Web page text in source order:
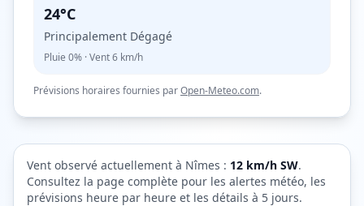
24°C
Principalement Dégagé
Pluie 0% · Vent6 km/h
Prévisions horaires fournies parOpen-Meteo.com.
Vent observé actuellement à Nîmes : 12 km/h SW.
Consultez la page complète pour les alertes météo, les
prévisions heure par heure et les détails à 5 jours.